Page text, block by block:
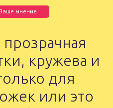
мнение
кружева и
для
или это